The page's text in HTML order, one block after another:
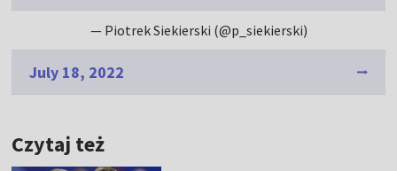
— Piotrek Siekierski (@p_siekierski)
July 18, 2022
Czytaj też